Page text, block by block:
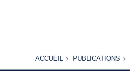
ACCUEIL
ACCUEIL PUBLICATIONS
PUBLICATIONS